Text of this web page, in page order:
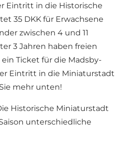
Eintritt in die Historische
35 DKK für Erwachsene
zwischen 4 und 11
3 Jahren haben freien
Ticket für die Madsby-
Eintritt in die Miniaturstadt
mehr unten!
Historische Miniaturstadt
unterschiedliche